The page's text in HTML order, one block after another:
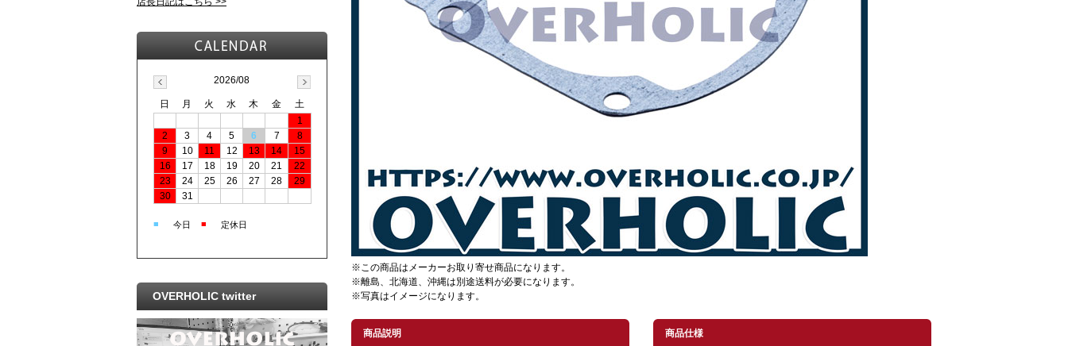
※この商品はメーカーお取り寄せ商品になります。
※離島、北海道、沖縄は別途送料が必要になります。
※写真はイメージになります。
商品説明 商品仕様
2026/08
日 月 火 水 木 金
土
1
2
3 4 5 6 7
8
9
10 11 12 13 14
15
16
17 18 19 20 21
22
23
24 25 26 27 28
29
30
31
■ 今日 ■ 定休日
OVERHOLIC twitter